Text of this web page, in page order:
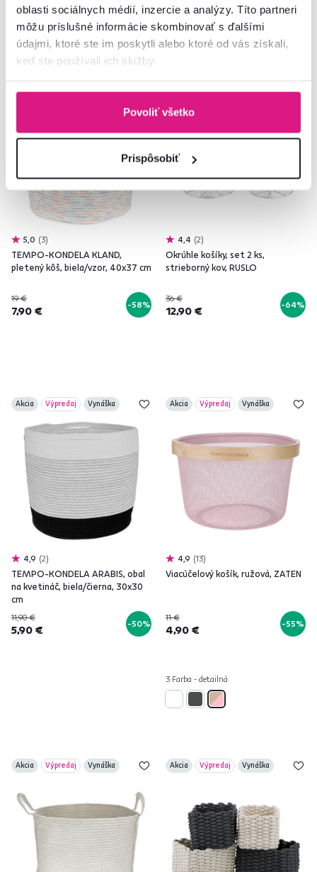
oblasti sociálnych médií, inzercie a analýzy. Títo partneri
môžu príslušné informácie skombinovať s ďalšími
údajmi, ktoré ste im poskytli alebo ktoré od vás získali,
keď ste používali ich služby.
Povoliť všetko
Prispôsobiť
5,0 3
TEMPO-KONDELA KLAND,
pletený kôš, biela/vzor, 40x37 cm
19 €
7,90 € -58%
4,4 2
Okrúhle košíky, set 2 ks,
strieborný kov, RUSLO
36 €
12,90 € -64%
Akcia Výpredaj Vynáška
4,9 2
TEMPO-KONDELA ARABIS, obal
na kvetináč, biela/čierna, 30x30
cm
11,90 €
5,90 € -50%
Akcia Výpredaj Vynáška
4,9 13
Viacúčelový košík, ružová, ZATEN
11 €
4,90 € -55%
3 Farba - detailná
Akcia Výpredaj Vynáška Akcia Výpredaj Vynáška